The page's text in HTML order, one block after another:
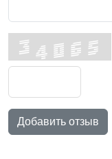
Добавить отзыв